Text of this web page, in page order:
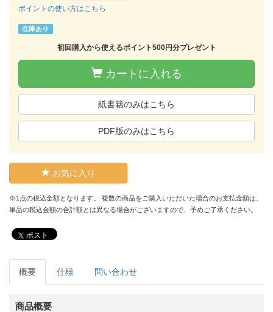
ポイントの使い方はこちら
在庫あり
初回購入から使えるポイント500円分プレゼント
カートに入れる
紙書籍のみはこちら
PDF版のみはこちら
お気に入り
※1点の税込金額となります。 複数の商品をご購入いただいた場合のお支払金額は、
単品の税込金額の合計額とは異なる場合がございますので、予めご了承ください。
ポスト
概要 仕様 問い合わせ
商品概要